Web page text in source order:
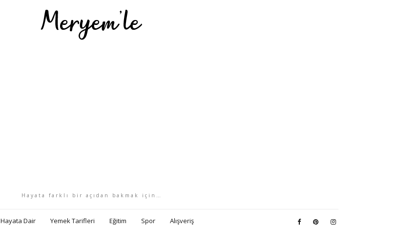
Hayata farklı bir açıdan bakmak için…
Hayata Dair Yemek Tarifleri Eğitim Spor Alışveriş